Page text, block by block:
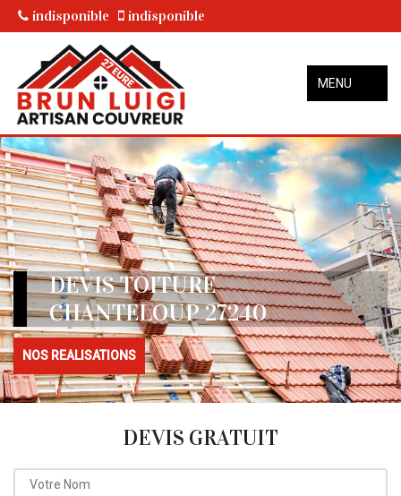
indisponible indisponible
MENU
DEVIS TOITURE
CHANTELOUP 27240
NOS REALISATIONS
DEVIS GRATUIT